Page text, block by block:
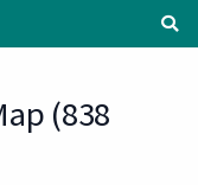
(838